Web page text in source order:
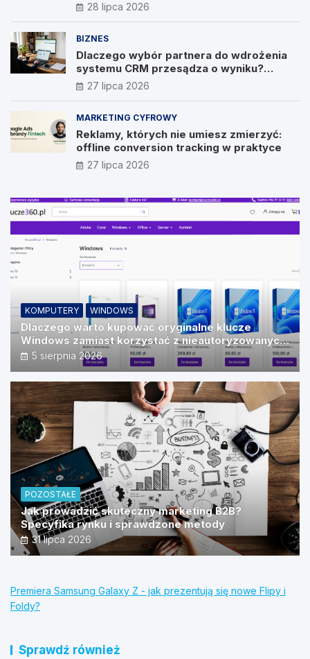
28 lipca 2026
BIZNES
Dlaczego wybór partnera do wdrożenia
systemu CRM przesądza o wyniku?
Wywiad z Pawłem Prymakowskim, CEO IT
Vision
27 lipca 2026
MARKETING CYFROWY
Reklamy, których nie umiesz zmierzyć:
offline conversion tracking w praktyce
27 lipca 2026
KOMPUTERY WINDOWS
Dlaczego warto kupować oryginalne klucze
Windows zamiast korzystać z nieautoryzowanych
źródeł?
5 sierpnia 2026
POZOSTAŁE
Jak prowadzić skuteczny marketing B2B?
Specyfika rynku i sprawdzone metody
31 lipca 2026
Premiera Samsung Galaxy Z - jak prezentują się nowe Flipy i
Foldy?
Sprawdź również